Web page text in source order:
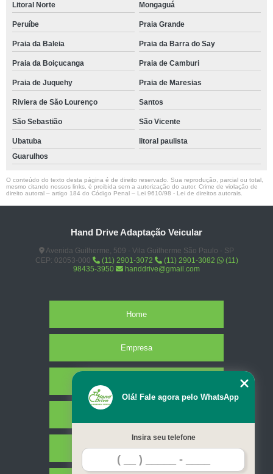
Litoral Norte Mongaguá
Peruíbe Praia Grande
Praia da Baleia Praia da Barra do Say
Praia da Boiçucanga Praia de Camburi
Praia de Juquehy Praia de Maresias
Riviera de São Lourenço Santos
São Sebastião São Vicente
Ubatuba
litoral paulista
Guarulhos
O conteúdo do texto desta página é de direito reservado. Sua reprodução, parcial ou total,
mesmo citando nossos links, é proibida sem a autorização do autor. Crime de violação de
direito autoral – artigo 184 do Código Penal – Lei 9610/98 - Lei de direitos autorais
Hand Drive Adaptação Veicular
Avenida Guilherme, 509 - Vila Guilherme São Paulo - SP
CEP: 02053-000
(11) 2901-3072 (11) 2901-3082
(11)
98435-3950
handdrive@gmail.com
Home
Empresa
Contato
Olá! Fale agora pelo WhatsApp
Insira seu telefone